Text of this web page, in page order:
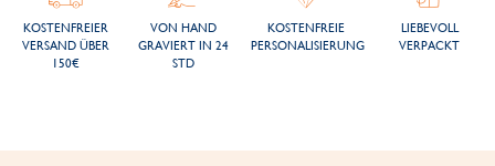
KOSTENFREIER
VERSAND ÜBER
150€
VON HAND
GRAVIERT IN 24
STD
KOSTENFREIE
PERSONALISIERUNG
LIEBEVOLL
VERPACKT